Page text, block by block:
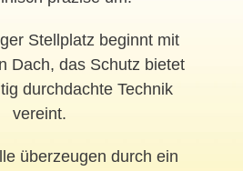
Stellplatz beginnt mit
Dach, das Schutz bietet
durchdachte Technik
vereint.
überzeugen durch ein